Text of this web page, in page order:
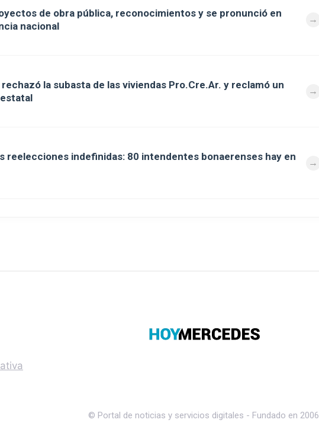
de obra pública, reconocimientos y se pronunció en
nacional
la subasta de las viviendas Pro.Cre.Ar. y reclamó un
reelecciones indefinidas: 80 intendentes bonaerenses hay en
© Portal de noticias y servicios digitales - Fundado en 2006